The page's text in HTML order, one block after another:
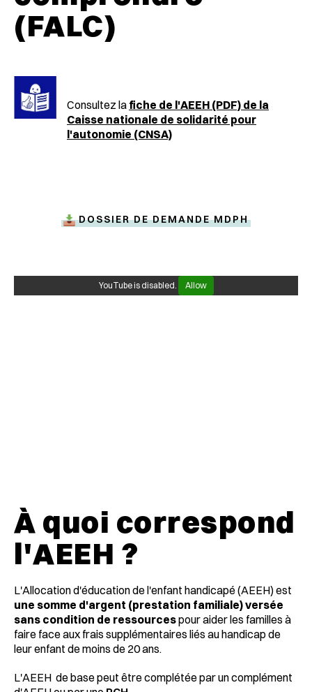
(FALC)
Consultez la fiche de l'AEEH (PDF) de la
Caisse nationale de solidarité pour
l'autonomie (CNSA)
DOSSIER DE DEMANDE MDPH
YouTube is disabled. Allow
À quoi correspond
l'AEEH ?
L'Allocation d'éducation de l'enfant handicapé (AEEH) est
une somme d'argent (prestation familiale) versée
sans condition de ressourcespour aider les familles à
faire face aux frais supplémentaires liés au handicap de
leur enfant de moins de 20 ans.
L'AEEH de base peut être complétée par un complément